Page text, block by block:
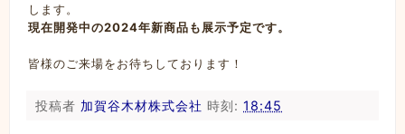
します。
現在開発中の2024年新商品も展示予定です。
皆様のご来場をお待ちしております！
投稿者 加賀谷木材株式会社 時刻: 18:45